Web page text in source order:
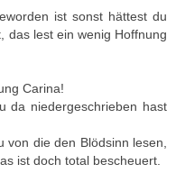
ist sonst hättest du
das lest ein wenig Hoffnung
Carina!
da niedergeschrieben hast
die den Blödsinn lesen,
ist doch total bescheuert.